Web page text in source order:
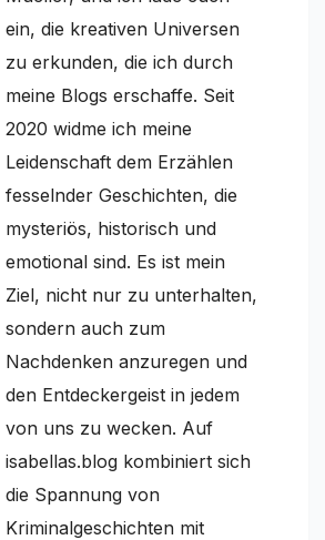
ein, die kreativen Universen
zu erkunden, die ich durch
meine Blogs erschaffe. Seit
2020 widme ich meine
Leidenschaft dem Erzählen
fesselnder Geschichten, die
mysteriös, historisch und
emotional sind. Es ist mein
Ziel, nicht nur zu unterhalten,
sondern auch zum
Nachdenken anzuregen und
den Entdeckergeist in jedem
von uns zu wecken. Auf
isabellas.blog kombiniert sich
die Spannung von
Kriminalgeschichten mit